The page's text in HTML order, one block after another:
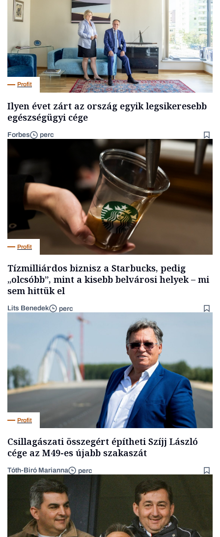
Profit
Ilyen évet zárt az ország egyik legsikeresebb
egészségügyi cége
Forbes perc
Profit
Tízmilliárdos biznisz a Starbucks, pedig
„olcsóbb”, mint a kisebb belvárosi helyek – mi
sem hittük el
Lits Benedek perc
Profit
Csillagászati összegért építheti Szíjj László
cége az M49-es újabb szakaszát
Tóth-Biró Marianna perc